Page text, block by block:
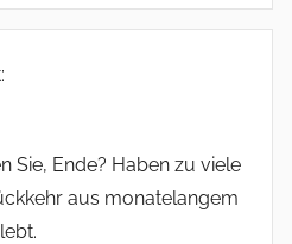
Sie, Ende? Haben zu viele
aus monatelangem